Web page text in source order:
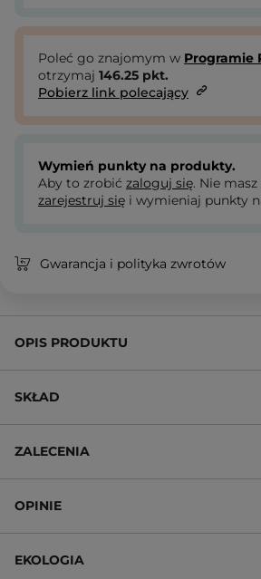
Poleć go znajomym w Programie
otrzymaj 146.25 pkt.
Pobierz link polecający
Wymień punkty na produkty.
Aby to zrobić zaloguj się. Nie
zarejestruj się i wymieniaj punkty
Gwarancja i polityka zwrotów
OPIS PRODUKTU
SKŁAD
ZALECENIA
OPINIE
EKOLOGIA